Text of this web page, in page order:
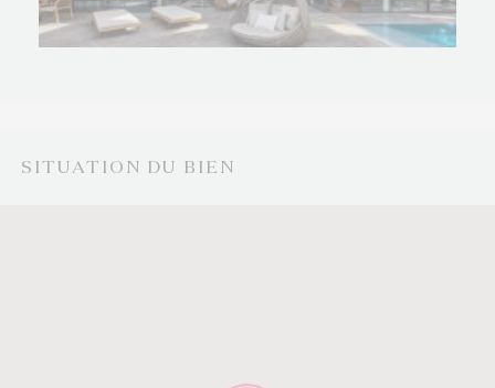
plonge les habitants dans un véritable cocon de
bien-être et de plénitude.
SITUATION DU BIEN